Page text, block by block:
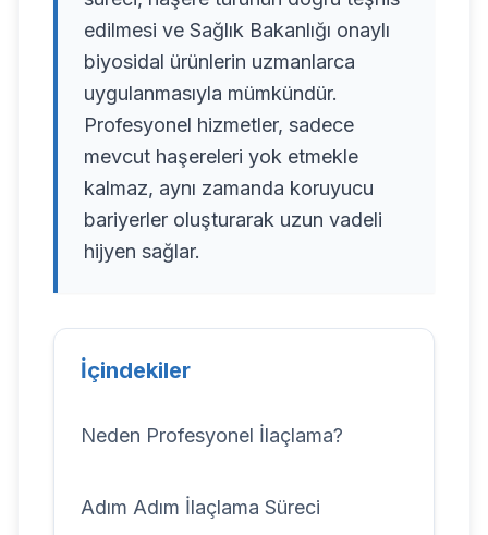
edilmesi ve Sağlık Bakanlığı onaylı
biyosidal ürünlerin uzmanlarca
uygulanmasıyla mümkündür.
Profesyonel hizmetler, sadece
mevcut haşereleri yok etmekle
kalmaz, aynı zamanda koruyucu
bariyerler oluşturarak uzun vadeli
hijyen sağlar.
İçindekiler
Neden Profesyonel İlaçlama?
Adım Adım İlaçlama Süreci